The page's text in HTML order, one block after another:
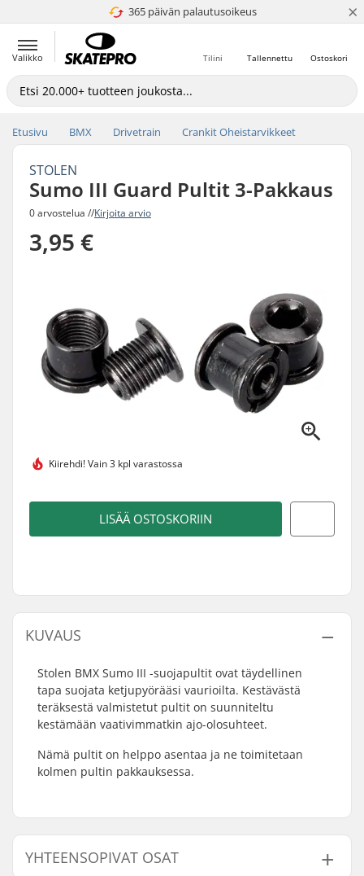
365 päivän palautusoikeus
4.8 / 5 ×
Valikko Ostoskori
Tallennettu
Tilini
Etusivu BMX Drivetrain Crankit Oheistarvikkeet
STOLEN
Sumo III Guard Pultit 3-Pakkaus
0 arvostelua //Kirjoita arvio
3,95 €
Kiirehdi!Vain 3 kpl varastossa
LISÄÄ OSTOSKORIIN
KUVAUS
Stolen BMX Sumo III -suojapultit ovat täydellinen
tapa suojata ketjupyörääsi vaurioilta. Kestävästä
teräksestä valmistetut pultit on suunniteltu
kestämään vaativimmatkin ajo-olosuhteet.
Nämä pultit on helppo asentaa ja ne toimitetaan
kolmen pultin pakkauksessa.
YHTEENSOPIVAT OSAT